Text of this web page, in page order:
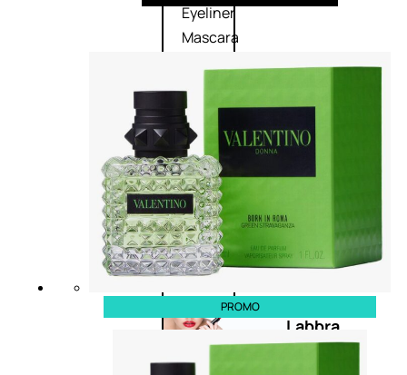
Eyeliner
Mascara
Antiocchiaie
e correttori
Matita
sopracciglia
Mascara
sopracciglia
Fissante
sopracciglia
Labbra
PROMO